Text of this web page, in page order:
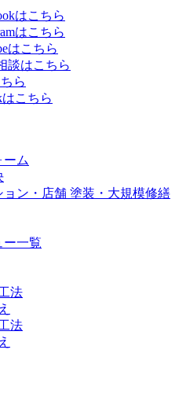
ーム
ン・店舗 塗装・大規模修繕
ー一覧
法
法